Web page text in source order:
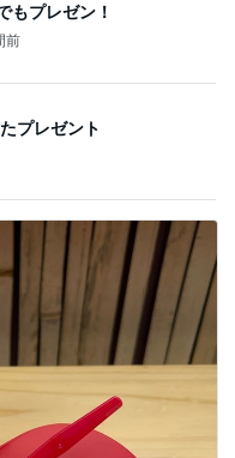
もプレゼン！
前
プレゼント